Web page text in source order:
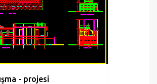
- projesi